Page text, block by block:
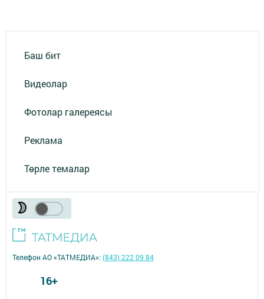
Баш бит
Видеолар
Фотолар галереясы
Реклама
Төрле темалар
Телефон АО «ТАТМЕДИА»:(843) 222 09 84
16+